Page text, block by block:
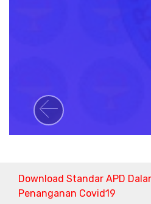
Previous
Download Standar APD
Penanganan Covid19